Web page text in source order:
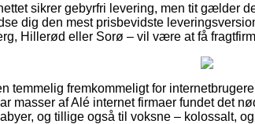
sikrer gebyrfri levering, men tit gælder
dig den mest prisbevidste
Hillerød eller Sorø – vil være at få
temmelig fremkommeligt for
masser af Alé internet firmaer fundet det
og tillige også til voksne – kolossalt,